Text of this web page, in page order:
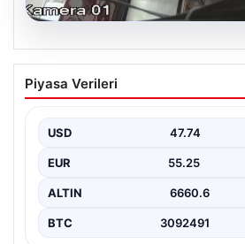
06.08.2026
Bahçelievler’de Tahliye
Binanın Çökme Anı
endişe verici sesler sonrası gece
edilen dört…
Piyasa Verileri
USD 47.74
EUR 55.25
ALTIN 6660.6
BTC 3092491